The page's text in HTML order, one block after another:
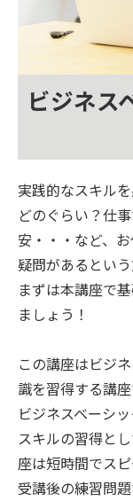
ビジネス
実践的なスキル
どのぐらい？仕
安・・・など、
疑問があるとい
まずは本講座で
ましょう！
この講座はビジ
識を習得する講座
ビジネスベーシ
スキルの習得と
座は短時間でス
受講後の練習問